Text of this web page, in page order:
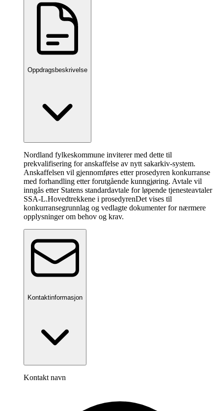
Oppdragsbeskrivelse
Nordland fylkeskommune inviterer med dette til
prekvalifisering for anskaffelse av nytt sakarkiv-system.
Anskaffelsen vil gjennomføres etter prosedyren konkurranse
med forhandling etter forutgående kunngjøring. Avtale vil
inngås etter Statens standardavtale for løpende tjenesteavtaler
SSA-L.Hovedtrekkene i prosedyrenDet vises til
konkurransegrunnlag og vedlagte dokumenter for nærmere
opplysninger om behov og krav.
Kontaktinformasjon
Kontakt navn